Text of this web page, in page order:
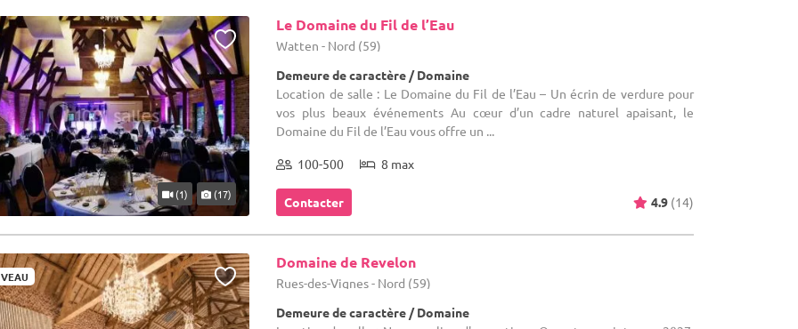
(1) (17)
Le Domaine du Fil de l’Eau
Watten - Nord (59)
Demeure de caractère / Domaine
Location de salle : Le Domaine du Fil de l’Eau – Un écrin de verdure pour
vos plus beaux événements Au cœur d’un cadre naturel apaisant, le
Domaine du Fil de l’Eau vous offre un ...
100-500 8 max
Contacter 4.9 (14)
Domaine de Revelon
Rues-des-Vignes - Nord (59)
Demeure de caractère / Domaine